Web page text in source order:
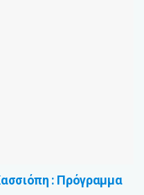
: Πρόγραμμα